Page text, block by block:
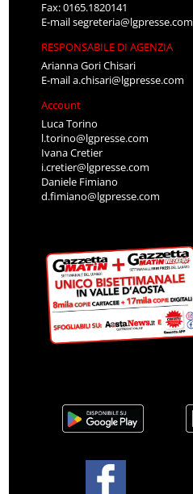
Fax: 0165.1820141
E-mailsegreteria@lgpresse.com
RESPONSABILE DI AGENZIA
Arianna Gori Chisari
E-maila.chisari@lgpresse.com
Account
Luca Torino
l.torino@lgpresse.com
Ivana Cretier
i.cretier@lgpresse.com
Daniele Fimiano
d.fimiano@lgpresse.com